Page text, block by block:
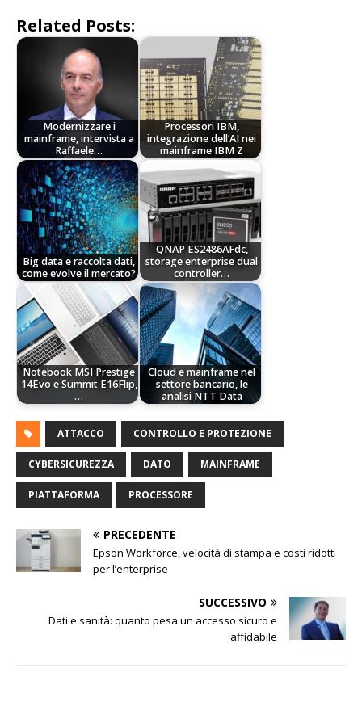
Related Posts:
Modernizzare i
mainframe, intervista a
Raffaele…
Processori IBM,
integrazione dell’AI nei
mainframe IBM Z
Big data e raccolta dati,
come evolve il mercato?
QNAP ES2486AFdc,
storage enterprise dual
controller…
Notebook MSI Prestige
14Evo e Summit E16Flip,
…
Cloud e mainframe nel
settore bancario, le
analisi NTT Data
ATTACCO CONTROLLO E PROTEZIONE
CYBERSICUREZZA DATO MAINFRAME
PIATTAFORMA PROCESSORE
PRECEDENTE
Epson Workforce, velocità di stampa e costi ridotti
per l’enterprise
SUCCESSIVO
Dati e sanità: quanto pesa un accesso sicuro e
affidabile